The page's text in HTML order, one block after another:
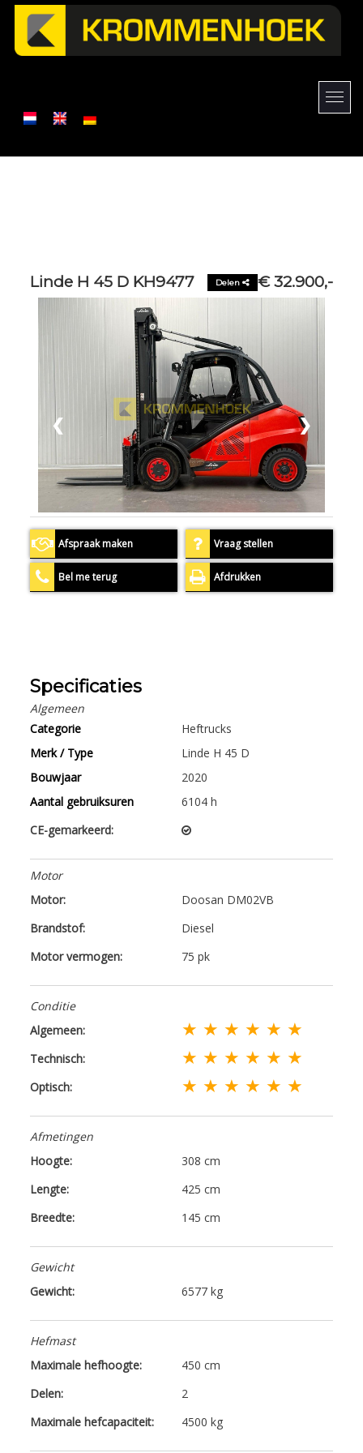
Linde H 45 D KH9477 € 32.900,-
Delen
❮ ❯
Afspraak maken Vraag stellen
Bel me terug Afdrukken
Specificaties
Algemeen
Categorie
Heftrucks
Merk / Type
Linde H 45 D
Bouwjaar
2020
Aantal gebruiksuren
6104 h
CE-gemarkeerd:
Motor
Motor:
Doosan DM02VB
Brandstof:
Diesel
Motor vermogen:
75 pk
Conditie
Algemeen:
★ ★ ★ ★ ★ ★
Technisch: ★ ★ ★ ★ ★ ★
Optisch: ★ ★ ★ ★ ★ ★
Afmetingen
Hoogte:
308 cm
Lengte:
425 cm
Breedte:
145 cm
Gewicht
Gewicht:
6577 kg
Hefmast
Maximale hefhoogte:
450 cm
Delen:
2
Maximale hefcapaciteit:
4500 kg